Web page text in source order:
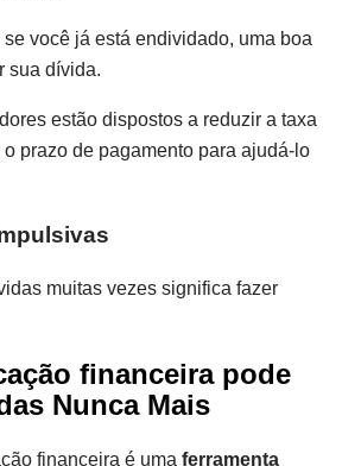
você já está endividado, uma boa
sua dívida.
estão dispostos a reduzir a taxa
prazo de pagamento para ajudá-lo
muitas vezes significa fazer
financeira pode
Nunca Mais
financeira é uma ferramenta